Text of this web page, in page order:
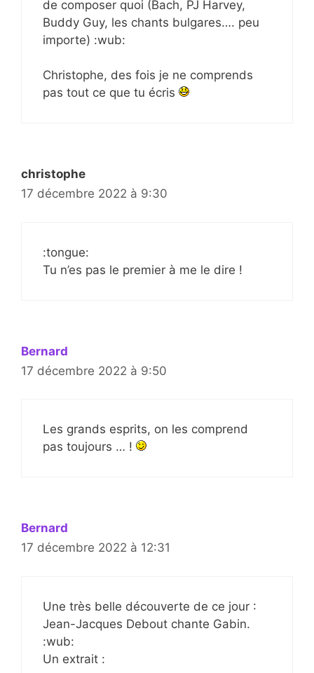
de composer quoi (Bach, PJ Harvey,
Buddy Guy, les chants bulgares…. peu
importe) :wub:
Christophe, des fois je ne comprends
pas tout ce que tu écris
christophe
17 décembre 2022 à 9:30
:tongue:
Tu n’es pas le premier à me le dire !
Bernard
17 décembre 2022 à 9:50
Les grands esprits, on les comprend
pas toujours … !
Bernard
17 décembre 2022 à 12:31
Une très belle découverte de ce jour :
Jean-Jacques Debout chante Gabin.
:wub:
Un extrait :